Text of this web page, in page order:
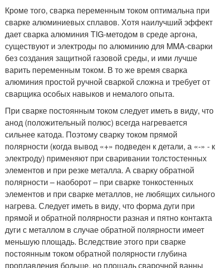
Кроме того, сварка переменным током оптимальна при
сварке алюминиевых сплавов. Хотя наилучший эффект
дает сварка алюминия TIG-методом в среде аргона,
существуют и электроды по алюминию для MMA-сварки
без создания защитной газовой среды, и ими лучше
варить переменным током. В то же время сварка
алюминия простой ручной сваркой сложна и требует от
сварщика особых навыков и немалого опыта.
При сварке постоянным током следует иметь в виду, что
анод (положительный полюс) всегда нагревается
сильнее катода. Поэтому сварку током прямой
полярности (когда вывод «+» подведен к детали, а «-» - к
электроду) применяют при сваривании толстостенных
элементов и при резке металла. А сварку обратной
полярности – наоборот – при сварке тонкостенных
элементов и при сварке металлов, не любящих сильного
нагрева. Следует иметь в виду, что форма дуги при
прямой и обратной полярности разная и пятно контакта
дуги с металлом в случае обратной полярности имеет
меньшую площадь. Вследствие этого при сварке
постоянным током обратной полярности глубина
проплавления больше, но площадь сварочной ванны